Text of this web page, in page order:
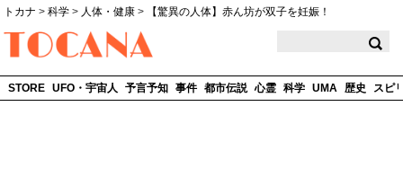
トカナ > 科学 > 人体・健康 >
【驚異の人体】赤ん坊が双子を妊娠！
STORE UFO・宇宙人 予言予知 事件 都市伝説 心霊 科学 UMA 歴史 スピ